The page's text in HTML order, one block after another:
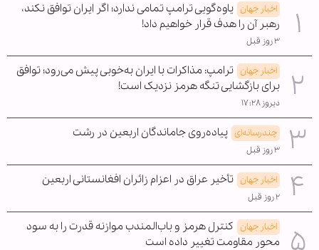
اخبار جهان یاوه‌گویی ترامپ تمامی ندارد؛ اگر ایران توافق نکند،
رهبر آن را هدف قرار خواهیم داد!
۳ روز قبل
اخبار جهان ترامپ: مذاکرات با ایران به‌خوبی پیش می‌رود؛ توافق
برای بازگشایی تنگه هرمز نزدیک است!
دیروز ۱۷:۲۸
چندرسانه‌ای پیاده‌روی جاماندگان اربعین در رشت
۳ روز قبل
اخبار جهان تأخیر عراق در اعزام زائران افغانستانی اربعین
۲ روز قبل
اخبار جهان کنترل هرمز و باب‌المندب موازنه قدرت را به سود
محور مقاومت تغییر داده است